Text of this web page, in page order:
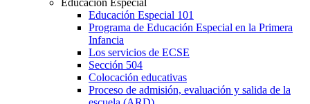
Educación Especial 101
Programa de Educación Especial en la Primera
Infancia
Los servicios de ECSE
Sección 504
Colocación educativas
Proceso de admisión, evaluación y salida de la